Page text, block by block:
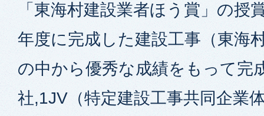
「東海村建設業者ほう賞」の授
年度に完成した建設工事（東海
の中から優秀な成績をもって完
社,1JV（特定建設工事共同企業